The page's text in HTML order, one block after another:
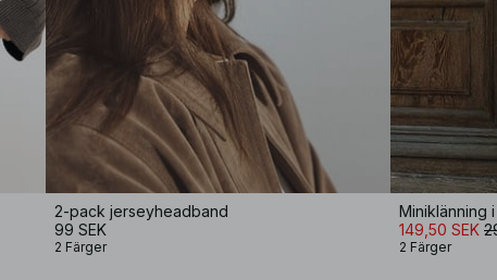
2-pack jerseyheadband
99 SEK
2 Färger
Miniklänning
149,50 SEK
2 Färger